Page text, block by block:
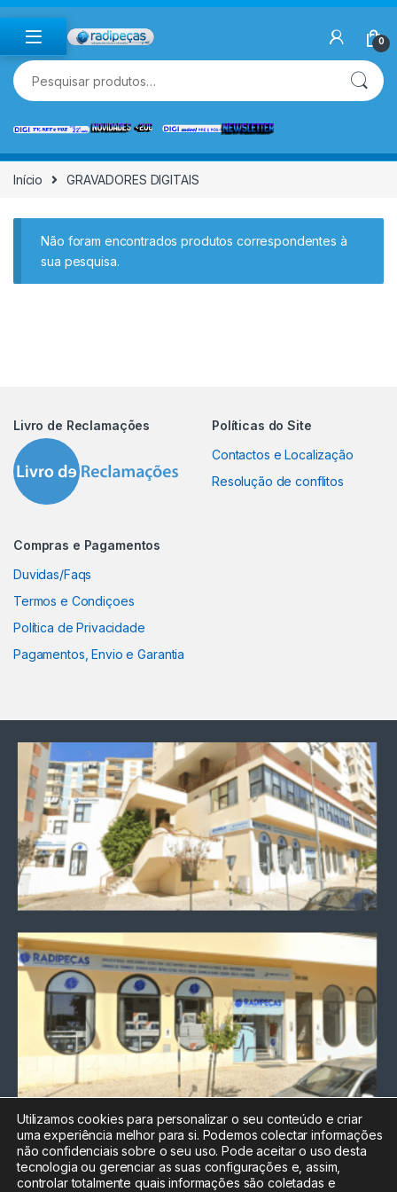
Skip to navigation
Skip to content
0
Pesquisar por:
Início GRAVADORES DIGITAIS
Não foram encontrados produtos correspondentes à
sua pesquisa.
Livro de Reclamações
Políticas do Site
Contactos e Localização
Resolução de conflitos
Compras e Pagamentos
Duvidas/Faqs
Termos e Condiçoes
Política de Privacidade
Pagamentos, Envio e Garantia
Chamada para a rede fixa
nacional
Electrónica:212
Utilizamos cookies para personalizar o seu conteúdo e criar
uma experiência melhor para si. Podemos colectar informações
não confidenciais sobre o seu uso. Pode aceitar o uso desta
tecnologia ou gerenciar as suas configurações e, assim,
controlar totalmente quais informações são coletadas e